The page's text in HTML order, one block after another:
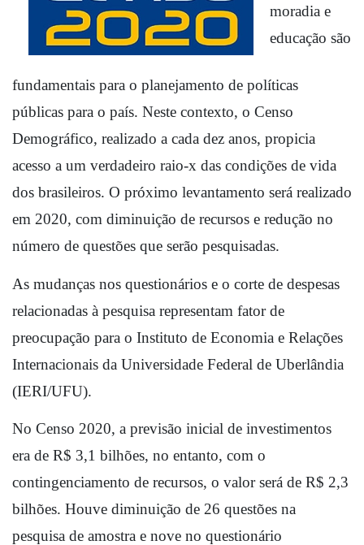
moradia e
educação são
fundamentais para o planejamento de políticas
públicas para o país. Neste contexto, o Censo
Demográfico, realizado a cada dez anos, propicia
acesso a um verdadeiro raio-x das condições de vida
dos brasileiros. O próximo levantamento será realizado
em 2020, com diminuição de recursos e redução no
número de questões que serão pesquisadas.
As mudanças nos questionários e o corte de despesas
relacionadas à pesquisa representam fator de
preocupação para o Instituto de Economia e Relações
Internacionais da Universidade Federal de Uberlândia
(IERI/UFU).
No Censo 2020, a previsão inicial de investimentos
era de R$ 3,1 bilhões, no entanto, com o
contingenciamento de recursos, o valor será de R$ 2,3
bilhões. Houve diminuição de 26 questões na
pesquisa de amostra e nove no questionário